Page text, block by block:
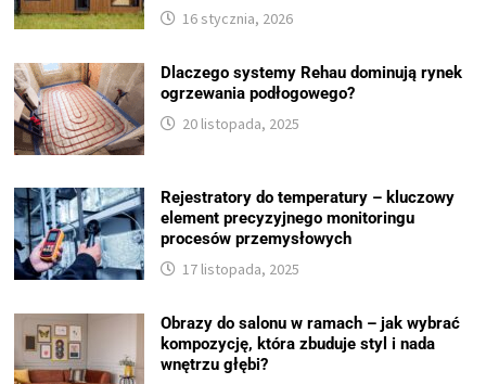
16 stycznia, 2026
Dlaczego systemy Rehau dominują rynek
ogrzewania podłogowego?
20 listopada, 2025
Rejestratory do temperatury – kluczowy
element precyzyjnego monitoringu
procesów przemysłowych
17 listopada, 2025
Obrazy do salonu w ramach – jak wybrać
kompozycję, która zbuduje styl i nada
wnętrzu głębi?